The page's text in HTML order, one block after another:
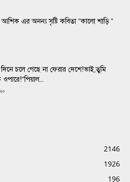
আশিক এর অনন্য সৃষ্টি কবিতা “কালো শাড়ি ”
চলে গেছে না ফেরার দেশে!ভাই,তুমি
2146
1926
196